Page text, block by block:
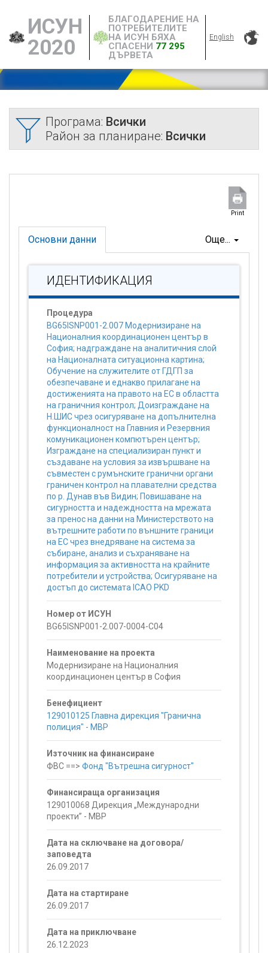
ИСУН
2020
БЛАГОДАРЕНИЕ НА
ПОТРЕБИТЕЛИТЕ
НА ИСУН БЯХА
СПАСЕНИ 77 295
ДЪРВЕТА
English
Програма: Всички
Район за планиране: Всички
Print
Още...
Основни данни
ИДЕНТИФИКАЦИЯ
Процедура
BG65ISNP001-2.007 Модернизиране на
Националния координационен център в
София; надграждане на аналитичния слой
на Националната ситуационна картина;
Обучение на служителите от ГДГП за
обезпечаване и еднакво прилагане на
достиженията на правото на ЕС в областта
на граничния контрол; Доизграждане на
Н.ШИС чрез осигуряване на допълнителна
функционалност на Главния и Резервния
комуникационен компютърен център;
Изграждане на специализиран пункт и
създаване на условия за извършване на
съвместен с румънските гранични органи
граничен контрол на плавателни средства
по р. Дунав във Видин; Повишаване на
сигурността и надеждността на мрежата
за пренос на данни на Министерството на
вътрешните работи по външните граници
на ЕС чрез внедряване на система за
събиране, анализ и съхраняване на
информация за активността на крайните
потребители и устройства; Осигуряване на
достъп до системата ICAO PKD
Номер от ИСУН
BG65ISNP001-2.007-0004-C04
Наименование на проекта
Модернизиране на Националния
координационен център в София
Бенефициент
129010125 Главна дирекция "Гранична
полиция" - МВР
Източник на финансиране
ФВС ==> Фонд "Вътрешна сигурност"
Финансираща организация
129010068 Дирекция „Международни
проекти” - МВР
Дата на сключване на договора/
заповедта
26.09.2017
Дата на стартиране
26.09.2017
Дата на приключване
26.12.2023